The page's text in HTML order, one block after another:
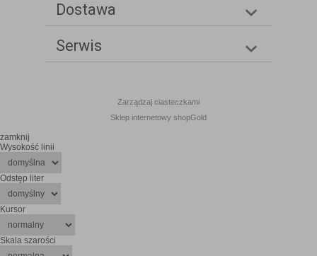
Dostawa
Serwis
Zarządzaj ciasteczkami
Sklep internetowy shopGold
zamknij
Wysokość linii
Odstęp liter
Kursor
Skala szarości